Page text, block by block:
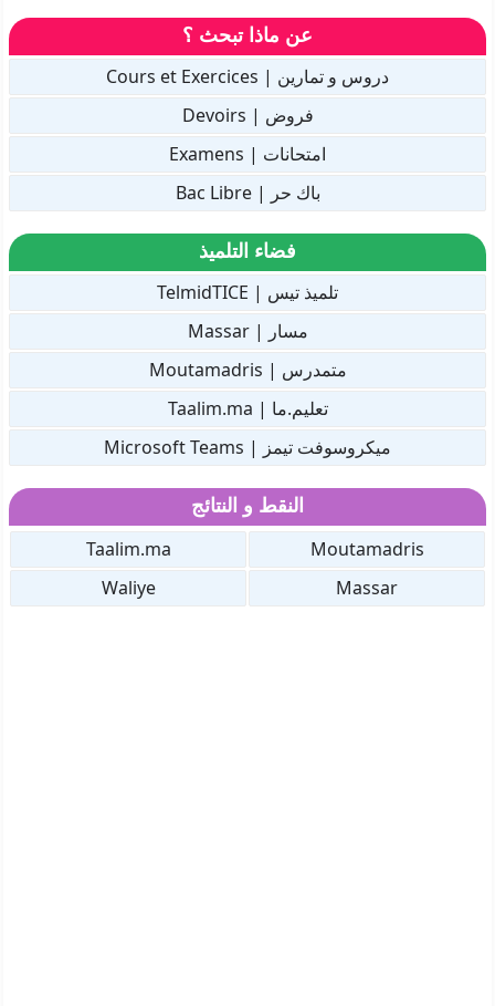
عن ماذا تبحث ؟
دروس و تمارين | Cours et Exercices
فروض | Devoirs
امتحانات | Examens
باك حر | Bac Libre
فضاء التلميذ
تلميذ تيس | TelmidTICE
مسار | Massar
متمدرس | Moutamadris
تعليم.ما | Taalim.ma
ميكروسوفت تيمز | Microsoft Teams
النقط و النتائج
Moutamadris
Taalim.ma
Massar
Waliye